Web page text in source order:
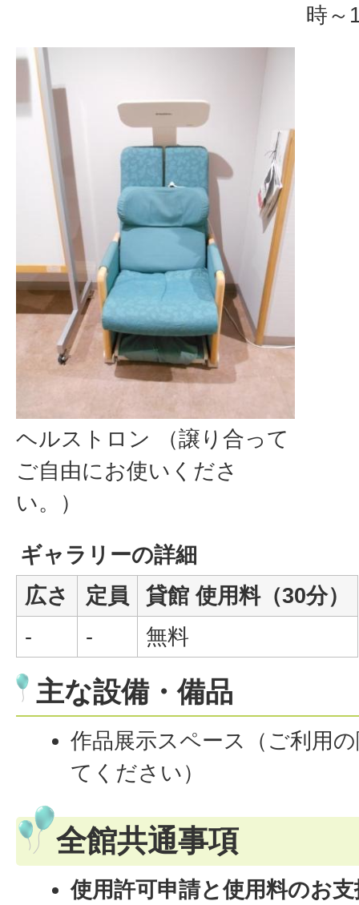
時～
ヘルストロン （譲り合って
ご自由にお使いくださ
い。）
ギャラリーの詳細
広さ
定員
貸館 使用料（30分）
-
- 無料
主な設備・備品
作品展示スペース（ご利用
てください）
全館共通事項
使用許可申請と使用料のお